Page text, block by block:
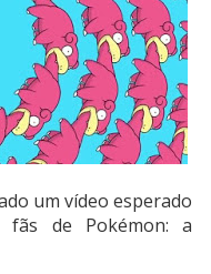
um vídeo esperado
de Pokémon: a